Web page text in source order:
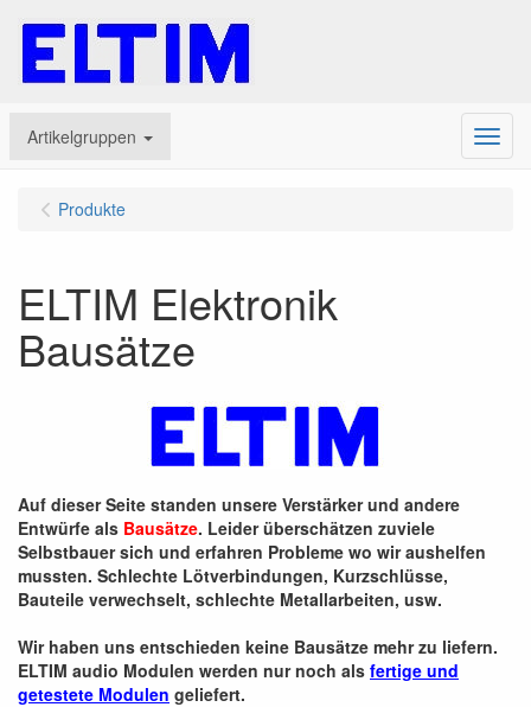
Artikelgruppen Menu
Produkte
ELTIM Elektronik
Bausätze
Auf dieser Seite standen unsere Verstärker und andere
Entwürfe als Bausätze. Leider überschätzen zuviele
Selbstbauer sich und erfahren Probleme wo wir aushelfen
mussten. Schlechte Lötverbindungen, Kurzschlüsse,
Bauteile verwechselt, schlechte Metallarbeiten, usw.
Wir haben uns entschieden keine Bausätze mehr zu liefern.
ELTIM audio Modulen werden nur noch als fertige und
getestete Modulen geliefert.